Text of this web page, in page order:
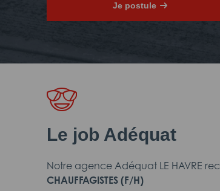
Je postule
Le job Adéquat
Notre agence Adéquat LE HAVRE
CHAUFFAGISTES (F/H)